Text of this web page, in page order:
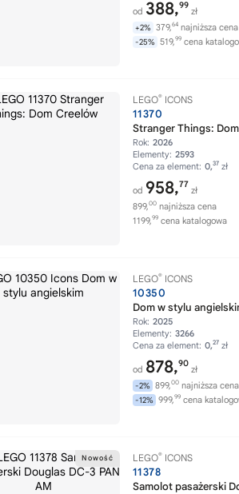
od 388,99
zł
+2% 379,64 najniższa cena
-25% 519,99 cena
LEGO® ICONS
11370
Stranger Things:
Rok: 2026
Elementy: 2593
Cena za element: 0,37 zł
od 958,77
zł
899,00 najniższa cena
1199,99 cena katalogowa
LEGO® ICONS
10350
Dom w stylu
Rok: 2025
Elementy: 3266
Cena za element: 0,27 zł
od 878,90
zł
-2% 899,00 najniższa cena
-12% 999,99 cena
LEGO® ICONS
11378
Samolot pasażerski